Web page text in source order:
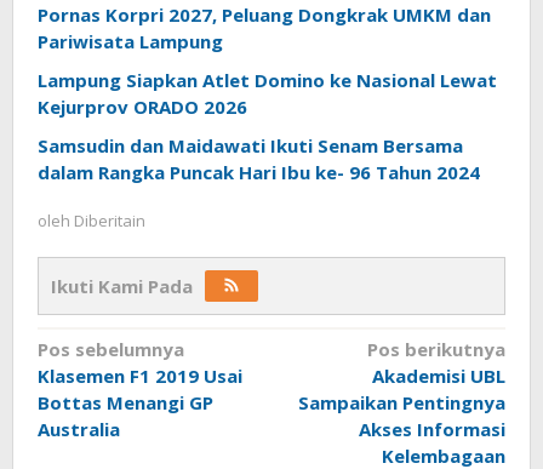
Pornas Korpri 2027, Peluang Dongkrak UMKM dan
Pariwisata Lampung
Lampung Siapkan Atlet Domino ke Nasional Lewat
Kejurprov ORADO 2026
Samsudin dan Maidawati Ikuti Senam Bersama
dalam Rangka Puncak Hari Ibu ke- 96 Tahun 2024
oleh Diberitain
Ikuti Kami Pada
Navigasi
pos
Pos sebelumnya
Klasemen F1 2019 Usai
Bottas Menangi GP
Australia
Pos berikutnya
Akademisi UBL
Sampaikan Pentingnya
Akses Informasi
Kelembagaan